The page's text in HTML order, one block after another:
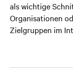
als wichtige
Organisationen
Zielgruppen im